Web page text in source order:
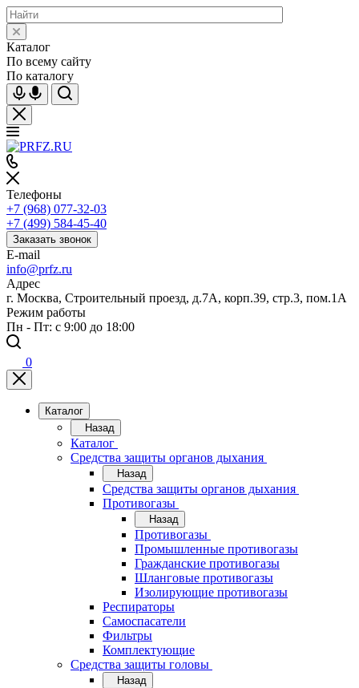
Каталог
По всему сайту
По каталогу
Телефоны
+7 (968) 077-32-03
+7 (499) 584-45-40
Заказать звонок
E-mail
info@prfz.ru
Адрес
г. Москва, Строительный проезд, д.7А, корп.39, стр.3, пом.1А
Режим работы
Пн - Пт: с 9:00 до 18:00
0
Каталог
Назад
Каталог
Средства защиты органов дыхания
Назад
Средства защиты органов дыхания
Противогазы
Назад
Противогазы
Промышленные противогазы
Гражданские противогазы
Шланговые противогазы
Изолирующие противогазы
Респираторы
Самоспасатели
Фильтры
Комплектующие
Средства защиты головы
Назад